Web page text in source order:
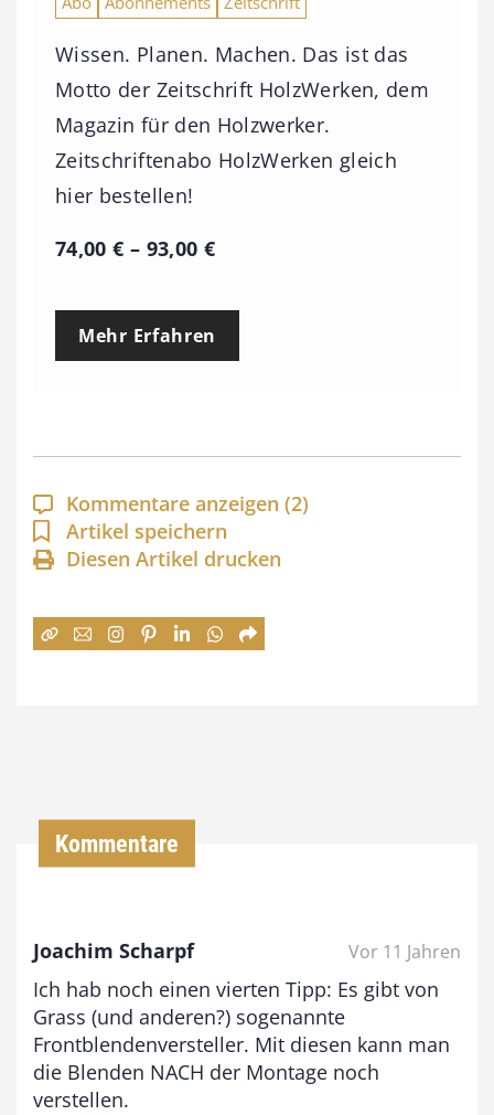
Wissen. Planen. Machen. Das ist das
Motto der Zeitschrift HolzWerken, dem
Magazin für den Holzwerker.
Zeitschriftenabo HolzWerken gleich
hier bestellen!
74,00€ – 93,00 €P
e
p
a
n
n
:
s
9
3
Mehr Erfahren
Kommentare anzeigen (2)
Artikel speichern
Diesen Artikel drucken
Kommentare
Joachim Scharpf Vor 11 Jahren
Ich hab noch einen vierten Tipp: Es gibt von
Grass (und anderen?) sogenannte
Frontblendenversteller. Mit diesen kann man
die Blenden NACH der Montage noch
verstellen.